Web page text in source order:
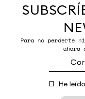
Para no perderte
ahora
He